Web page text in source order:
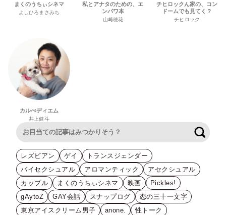
まくのうちぃシネマ
よしひろまさみち
私とアナタのための、エ
ンパワ本
山﨑穂花
チヒロックん家の、コン
ドームでも見てく？
チヒロック
カルぺディエム
井上健斗
レズビアン ゲイ
トランスジェンダー
バイセクシュアル
アロマンティック
アセクシュアル
カップル
まくのうちぃシネマ 映画
Pickles!
gAytoZ
GAY会話 スナップログ
恋の三十一文字
東京アイスクリーム男子
anone.
性トーク